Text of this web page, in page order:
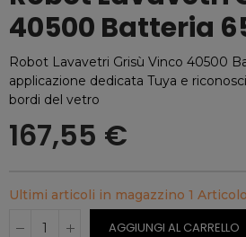
40500 Batteria
Robot Lavavetri Grisù Vinco 40500
applicazione dedicata Tuya e
bordi del vetro
167,55 €
Ultimi articoli in magazzino 1 Articolo
AGGIUNGI AL CARRELLO